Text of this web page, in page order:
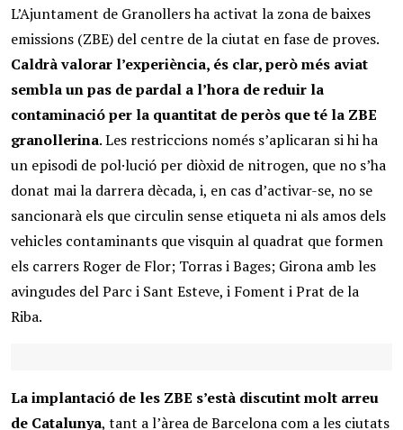
L’Ajuntament de Granollers ha activat la zona de baixes
emissions (ZBE) del centre de la ciutat en fase de proves.
Caldrà valorar l’experiència, és clar, però més aviat
sembla un pas de pardal a l’hora de reduir la
contaminació per la quantitat de peròs que té la ZBE
granollerina. Les restriccions només s’aplicaran si hi ha
un episodi de pol·lució per diòxid de nitrogen, que no s’ha
donat mai la darrera dècada, i, en cas d’activar-se, no se
sancionarà els que circulin sense etiqueta ni als amos dels
vehicles contaminants que visquin al quadrat que formen
els carrers Roger de Flor; Torras i Bages; Girona amb les
avingudes del Parc i Sant Esteve, i Foment i Prat de la
Riba.
La implantació de les ZBE s’està discutint molt arreu
de Catalunya, tant a l’àrea de Barcelona com a les ciutats